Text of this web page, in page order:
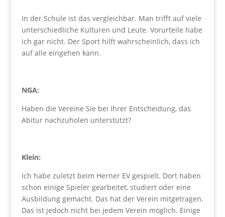
In der Schule ist das vergleichbar. Man trifft auf viele
unterschiedliche Kulturen und Leute. Vorurteile habe
ich gar nicht. Der Sport hilft wahrscheinlich, dass ich
auf alle eingehen kann.
NGA:
Haben die Vereine Sie bei Ihrer Entscheidung, das
Abitur nachzuholen unterstützt?
Klein:
Ich habe zuletzt beim Herner EV gespielt. Dort haben
schon einige Spieler gearbeitet, studiert oder eine
Ausbildung gemacht. Das hat der Verein mitgetragen.
Das ist jedoch nicht bei jedem Verein möglich. Einige